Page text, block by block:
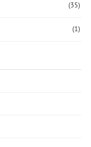
(35)
(1)